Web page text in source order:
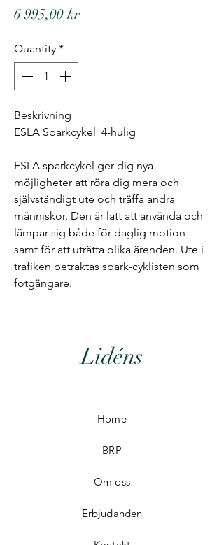
6 995,00 krPrice
Quantity *
Beskrivning
ESLA Sparkcykel 4-hulig
ESLA sparkcykel ger dig nya
möjligheter att röra dig mera och
självständigt ute och träffa andra
människor. Den är lätt att använda och
lämpar sig både för daglig motion
samt för att uträtta olika ärenden. Ute i
trafiken betraktas spark-cyklisten som
fotgängare.
Lidéns
Home
BRP
Om oss
Erbjudanden